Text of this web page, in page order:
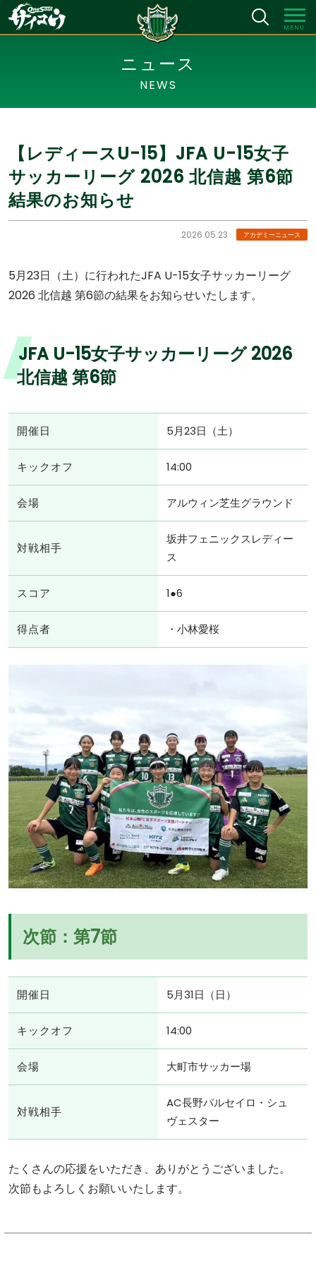
MENU
ニュース
NEWS
【レディースU-15】JFA U-15女子
サッカーリーグ 2026 北信越 第6節
結果のお知らせ
2026.05.23 アカデミーニュース
5月23日（土）に行われたJFA U-15女子サッカーリーグ
2026 北信越 第6節の結果をお知らせいたします。
JFA U-15女子サッカーリーグ 2026
北信越 第6節
開催日 5月23日（土）
キックオフ 14:00
会場 アルウィン芝生グラウンド
対戦相手
坂井フェニックスレディー
ス
スコア 1●6
得点者 ・小林愛桜
次節：第7節
開催日 5月31日（日）
キックオフ 14:00
会場 大町市サッカー場
対戦相手
AC長野パルセイロ・シュ
ヴェスター
たくさんの応援をいただき、ありがとうございました。
次節もよろしくお願いいたします。